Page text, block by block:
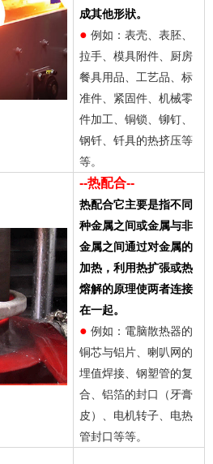
成其他形狀。
● 例如：表壳、表胚、
拉手、模具附件、厨房
餐具用品、工艺品、标
准件、紧固件、机械零
件加工、铜锁、铆钉、
钢钎、钎具的热挤压等
等。
--热配合--
热配合它主要是指不同
种金属之间或金属与非
金属之间通过对金属的
加热，利用热扩張或热
熔解的原理使两者连接
在一起。
● 例如：電脑散热器的
铜芯与铝片、喇叭网的
埋值焊接、钢塑管的复
合、铝箔的封口（牙膏
皮）、电机转子、电热
管封口等等。